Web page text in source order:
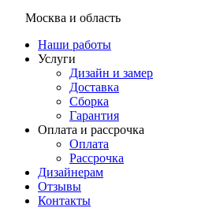
Москва и область
Наши работы
Услуги
Дизайн и замер
Доставка
Сборка
Гарантия
Оплата и рассрочка
Оплата
Рассрочка
Дизайнерам
Отзывы
Контакты